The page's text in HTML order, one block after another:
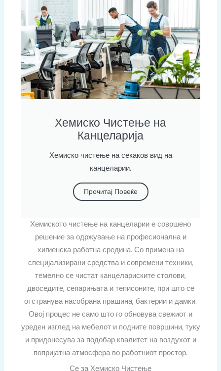
Хемиско Чистење на
Канцеларија
Хемиско чистење на секаков вид на
канцеларии.
Прочитај Повеќе
Хемиското чистење на канцеларии е совршено
решение за одржување на професионална и
хигиенска работна средина. Со примена на
специјализирани средства и современи техники,
темелно се чистат канцелариските столови,
двоседите, сепарињата и теписоните, при што се
отстранува насобрана прашина, бактерии и дамки.
Овој процес не само што го обновува свежиот и
уреден изглед на мебелот и подните површини, туку
и придонесува за подобар квалитет на воздухот и
попријатна атмосфера во работниот простор.
Се за Хемиско Чистење